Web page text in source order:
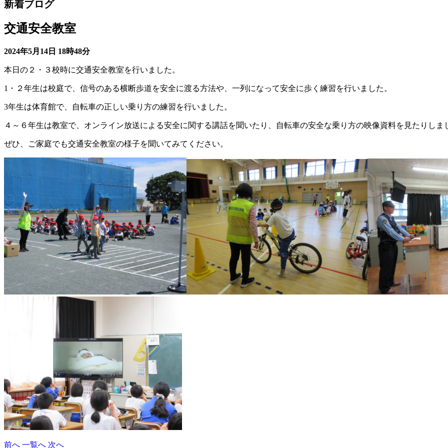
新着ブログ
交通安全教室
2024年5月14日 18時48分
本日の２・３校時に交通安全教室を行いました。
1・２年生は校庭で、信号のある横断歩道を安全に渡る方法や、一列になって安全に歩く練習を行いました。
3年生は体育館で、自転車の正しい乗り方の練習を行いました。
４～６年生は教室で、オンライン放送による安全に関する講話を聞いたり、自転車の安全な乗り方の映像資料を見たりしま
ぜひ、ご家庭でも交通安全教室の様子を聞いてみてください。
前へ 一覧へ 次へ